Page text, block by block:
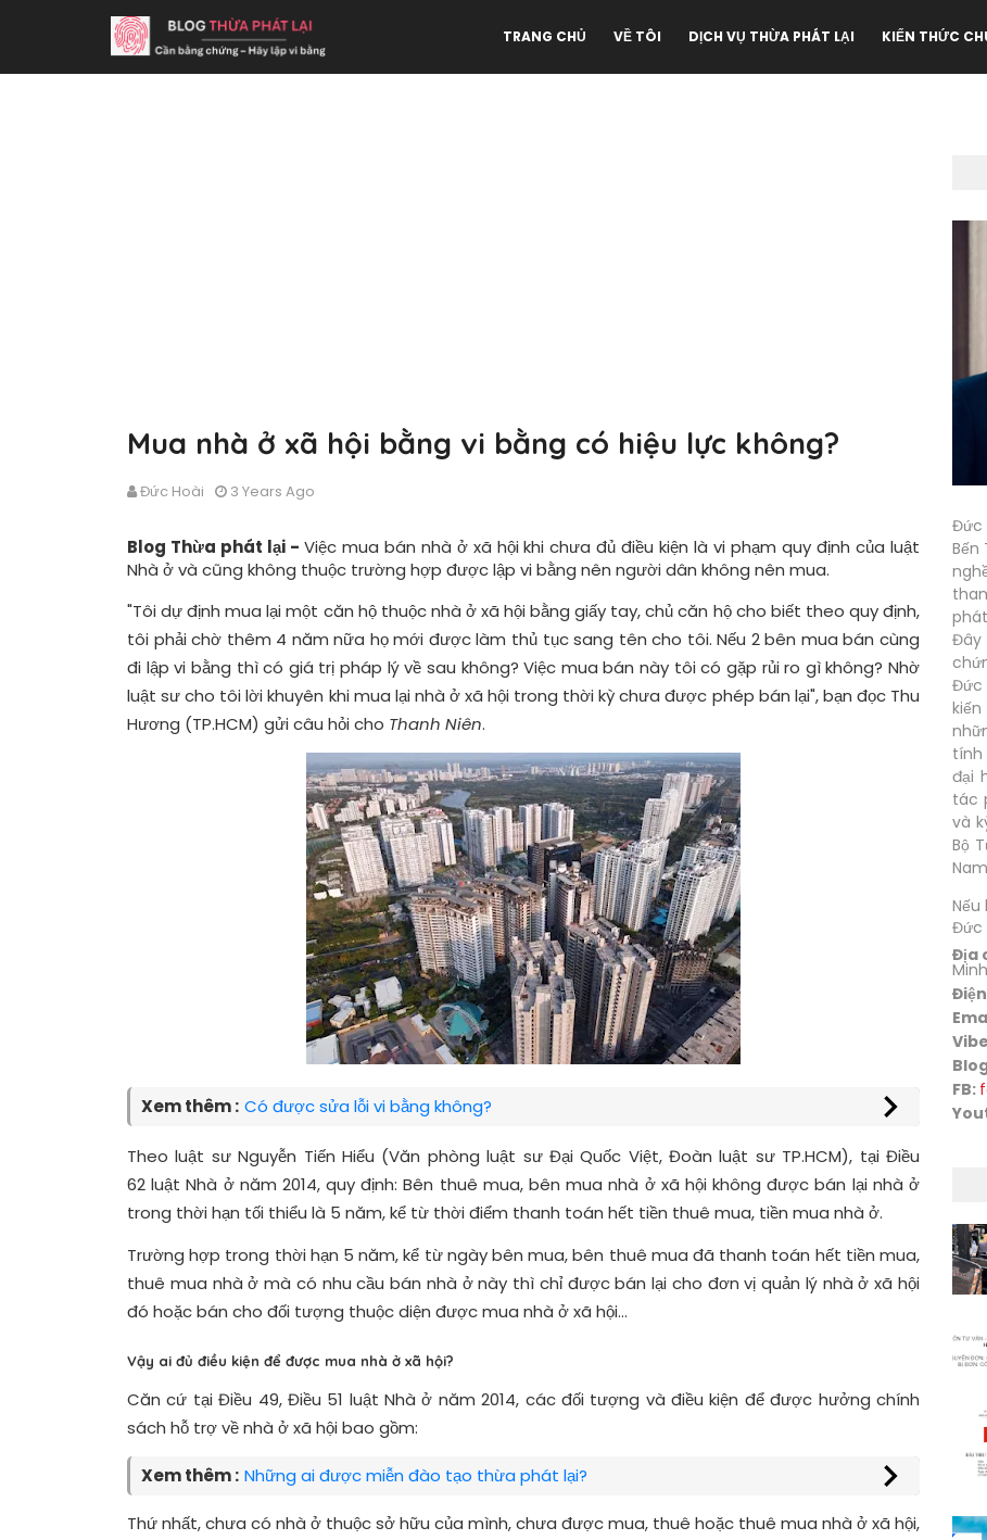
TRANG CHỦ VỀ TÔI DỊCH VỤ THỪA PHÁT LẠI KIẾN THỨC
Mua nhà ở xã hội bằng vi bằng có hiệu lực không?
Đức Hoài 3 Years Ago
Blog Thừa phát lại - Việc mua bán nhà ở xã hội khi chưa đủ điều kiện là vi phạm quy định của luật
Nhà ở và cũng không thuộc trường hợp được lập vi bằng nên người dân không nên mua.
"Tôi dự định mua lại một căn hộ thuộc nhà ở xã hội bằng giấy tay, chủ căn hộ cho biết theo quy định,
tôi phải chờ thêm 4 năm nữa họ mới được làm thủ tục sang tên cho tôi. Nếu 2 bên mua bán cùng
đi lập vi bằng thì có giá trị pháp lý về sau không? Việc mua bán này tôi có gặp rủi ro gì không? Nhờ
luật sư cho tôi lời khuyên khi mua lại nhà ở xã hội trong thời kỳ chưa được phép bán lại", bạn đọc Thu
Hương (TP.HCM) gửi câu hỏi cho Thanh Niên.
Xem thêm : Có được sửa lỗi vi bằng không?
Theo luật sư Nguyễn Tiến Hiểu (Văn phòng luật sư Đại Quốc Việt, Đoàn luật sư TP.HCM), tại Điều
62 luật Nhà ở năm 2014, quy định: Bên thuê mua, bên mua nhà ở xã hội không được bán lại nhà ở
trong thời hạn tối thiểu là 5 năm, kể từ thời điểm thanh toán hết tiền thuê mua, tiền mua nhà ở.
Trường hợp trong thời hạn 5 năm, kể từ ngày bên mua, bên thuê mua đã thanh toán hết tiền mua,
thuê mua nhà ở mà có nhu cầu bán nhà ở này thì chỉ được bán lại cho đơn vị quản lý nhà ở xã hội
đó hoặc bán cho đối tượng thuộc diện được mua nhà ở xã hội…
Vậy ai đủ điều kiện để được mua nhà ở xã hội?
Căn cứ tại Điều 49, Điều 51 luật Nhà ở năm 2014, các đối tượng và điều kiện để được hưởng chính
sách hỗ trợ về nhà ở xã hội bao gồm:
Xem thêm : Những ai được miễn đào tạo thừa phát lại?
Thứ nhất, chưa có nhà ở thuộc sở hữu của mình, chưa được mua, thuê hoặc thuê mua nhà ở xã hội,
Đức
Bến
Đây
Đức
tính
đại
tác
và
Bộ
Đức
Địa
Minh
FB: